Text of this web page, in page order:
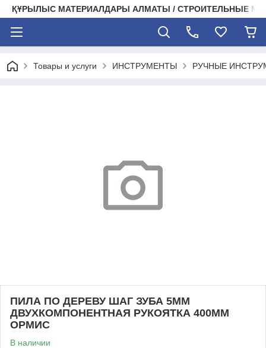
ҚҰРЫЛЫС МАТЕРИАЛДАРЫ АЛМАТЫ / СТРОИТЕЛЬНЫЕ
Товары и услуги ИНСТРУМЕНТЫ РУЧНЫЕ
ПИЛА ПО ДЕРЕВУ ШАГ ЗУБА 5ММ
ДВУХКОМПОНЕНТНАЯ РУКОЯТКА 400ММ
ОРМИС
В наличии